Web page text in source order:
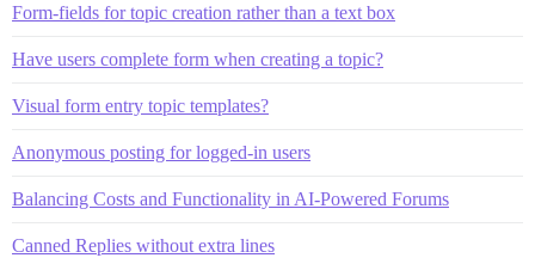
Form-fields for topic creation rather than a text box
Have users complete form when creating a topic?
Visual form entry topic templates?
Anonymous posting for logged-in users
Balancing Costs and Functionality in AI-Powered Forums
Canned Replies without extra lines